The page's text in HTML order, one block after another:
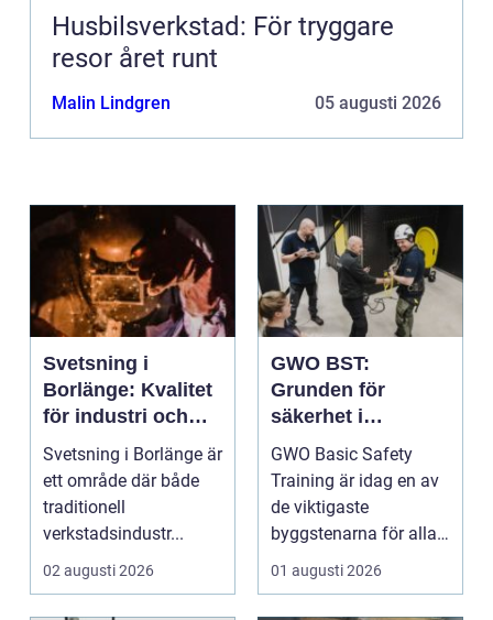
Husbilsverkstad: För tryggare
resor året runt
Malin Lindgren 05 augusti 2026
Svetsning i
Borlänge: Kvalitet
för industri och
konstruktion
Svetsning i Borlänge är
ett område där både
traditionell
verkstadsindustr...
02 augusti 2026
GWO BST:
Grunden för
säkerhet i
vindkraftsbransch
en
GWO Basic Safety
Training är idag en av
de viktigaste
byggstenarna för alla
som vill arbet...
01 augusti 2026